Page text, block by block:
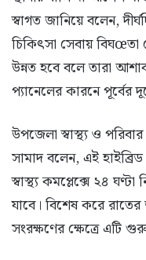
স্বাগত জানিয়ে বলেন,
চিকিৎসা সেবায় বিঘœতা
উন্নত হবে বলে তারা
প্যানেলের কারনে পূর্বের
উপজেলা স্বাস্থ্য ও
সামাদ বলেন, এই
স্বাস্থ্য কমপ্লেক্সে ২৪
যাবে। বিশেষ করে
সংরক্ষণের ক্ষেত্রে এটি